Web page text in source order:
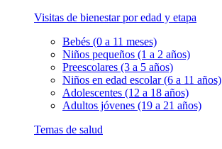
Visitas de bienestar por edad y etapa
Bebés (0 a 11 meses)
Niños pequeños (1 a 2 años)
Preescolares (3 a 5 años)
Niños en edad escolar (6 a 11 años)
Adolescentes (12 a 18 años)
Adultos jóvenes (19 a 21 años)
Temas de salud